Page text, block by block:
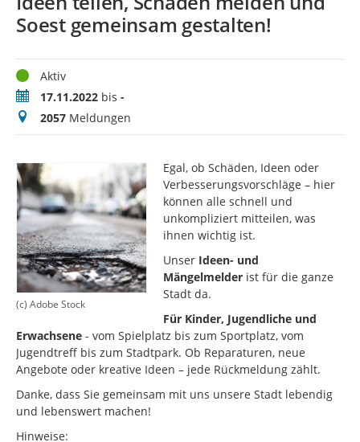
Soest gemeinsam gestalten!
StatusAktiv
Zeitraum17.11.2022 bis -
Meldungen
2057 Meldungen
(c) Adobe Stock
Egal, ob Schäden, Ideen oder
Verbesserungsvorschläge – hier
können alle schnell und
unkompliziert mitteilen, was
ihnen wichtig ist.
Unser Ideen- und
Mängelmelder ist für die ganze
Stadt da.
Für Kinder, Jugendliche und
Erwachsene - vom Spielplatz bis zum Sportplatz, vom
Jugendtreff bis zum Stadtpark. Ob Reparaturen, neue
Angebote oder kreative Ideen – jede Rückmeldung zählt.
Danke, dass Sie gemeinsam mit uns unsere Stadt lebendig
und lebenswert machen!
Hinweise: